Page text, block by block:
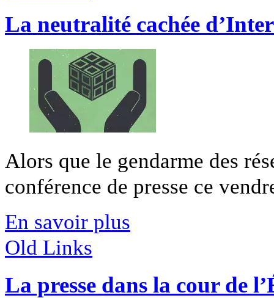
La neutralité cachée
Alors que le gendarme des
conférence de presse ce
En savoir plus
Old Links
La presse dans la cour de